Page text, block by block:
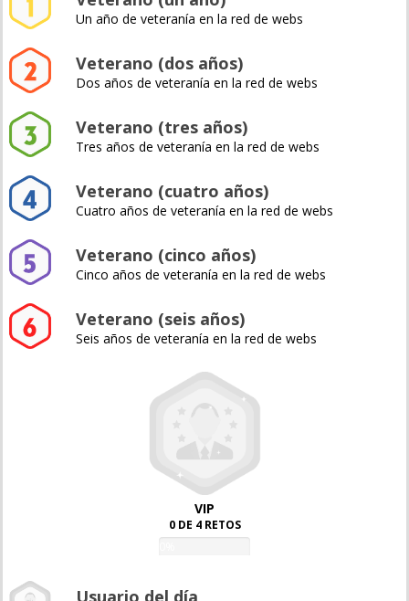
Un año de veteranía en la red de webs
Veterano (dos años)
Dos años de veteranía en la red de webs
Veterano (tres años)
Tres años de veteranía en la red de webs
Veterano (cuatro años)
Cuatro años de veteranía en la red de webs
Veterano (cinco años)
Cinco años de veteranía en la red de webs
Veterano (seis años)
Seis años de veteranía en la red de webs
VIP
0 DE 4 RETOS
Usuario del día